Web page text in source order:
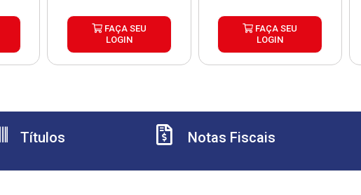
FAÇA SEU
LOGIN
FAÇA SEU
LOGIN
Títulos Notas Fiscais